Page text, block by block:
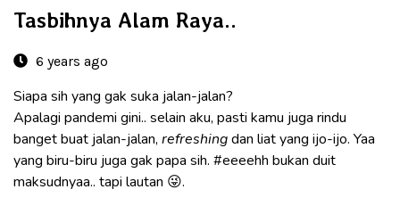
Tasbihnya Alam Raya..
6 years ago
Siapa sih yang gak suka jalan-jalan?
Apalagi pandemi gini.. selain aku, pasti kamu juga rindu
banget buat jalan-jalan, refreshingdan liat yang ijo-ijo. Yaa
yang biru-biru juga gak papa sih. #eeeehh bukan duit
maksudnyaa.. tapi lautan 😜.